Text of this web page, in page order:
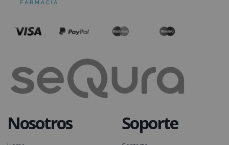
Nosotros Soporte